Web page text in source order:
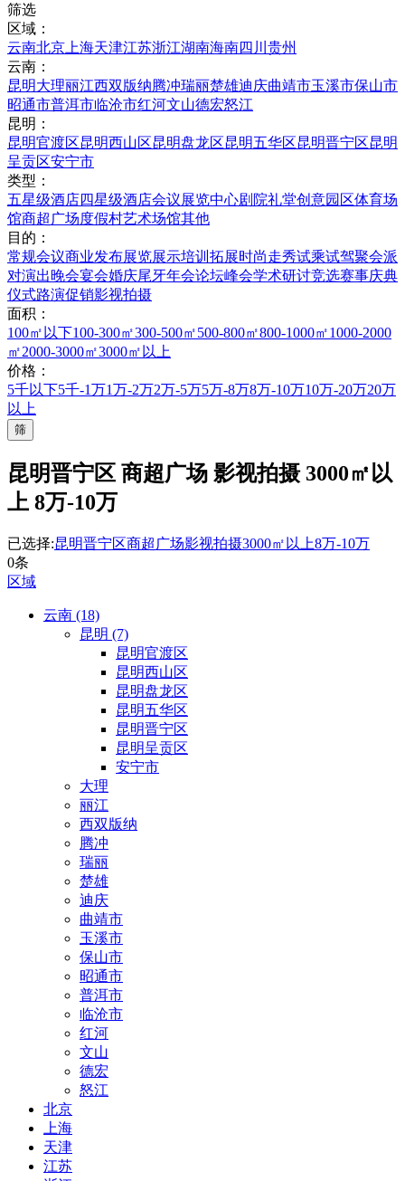
筛选
区域：
云南北京 上海天津江苏浙江湖南海南四川 贵州
云南：
昆明大理丽江西双版纳腾冲瑞丽楚雄迪庆曲靖市玉溪市保山市
昭通市普洱市临沧市红河文山德宏怒江
昆明：
昆明官渡区昆明西山区昆明盘龙区昆明五华区昆明晋宁区昆明
呈贡区安宁市
类型：
五星级酒店四星级酒店会议展览中心剧院礼堂创意园区体育场
馆商超广场度假村艺术场馆其他
目的：
常规会议商业发布展览展示培训拓展时尚走秀试乘试驾聚会派
对演出晚会宴会婚庆尾牙年会论坛峰会学术研讨竞选赛事庆典
仪式路演促销影视拍摄
面积：
100㎡以下100-300㎡300-500㎡500-800㎡800-1000㎡1000-2000
㎡2000-3000㎡3000㎡以上
价格：
5千以下5千-1万1万-2万2万-5万5万-8万8万-10万10万-20万20万
以上
筛
昆明晋宁区 商超广场 影视拍摄 3000㎡以
上 8万-10万
已选择:昆明晋宁区商超广场影视拍摄3000㎡以上8万-10万
0条
区域
云南 (18)
昆明 (7)
昆明官渡区
昆明西山区
昆明盘龙区
昆明五华区
昆明晋宁区
昆明呈贡区
安宁市
大理
丽江
西双版纳
腾冲
瑞丽
楚雄
迪庆
曲靖市
玉溪市
保山市
昭通市
普洱市
临沧市
红河
文山
德宏
怒江
北京
上海
天津
江苏